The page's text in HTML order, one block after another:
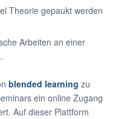
Theorie gepaukt werden
Arbeiten an einer
blended learning zu
ein online Zugang
Auf dieser Plattform